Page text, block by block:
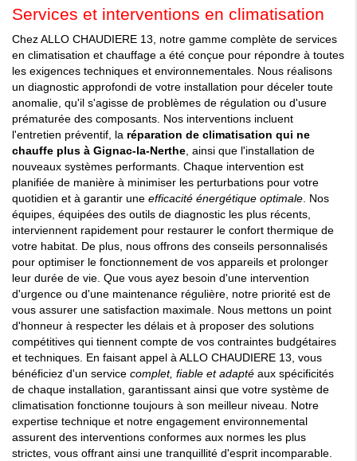
Services et interventions en climatisation
Chez ALLO CHAUDIERE 13, notre gamme complète de services
en climatisation et chauffage a été conçue pour répondre à toutes
les exigences techniques et environnementales. Nous réalisons
un diagnostic approfondi de votre installation pour déceler toute
anomalie, qu'il s'agisse de problèmes de régulation ou d'usure
prématurée des composants. Nos interventions incluent
l'entretien préventif, la réparation de climatisation qui ne
chauffe plus à Gignac-la-Nerthe , ainsi que l'installation de
nouveaux systèmes performants. Chaque intervention est
planifiée de manière à minimiser les perturbations pour votre
quotidien et à garantir une efficacité énergétique optimale . Nos
équipes, équipées des outils de diagnostic les plus récents,
interviennent rapidement pour restaurer le confort thermique de
votre habitat. De plus, nous offrons des conseils personnalisés
pour optimiser le fonctionnement de vos appareils et prolonger
leur durée de vie. Que vous ayez besoin d'une intervention
d'urgence ou d'une maintenance régulière, notre priorité est de
vous assurer une satisfaction maximale. Nous mettons un point
d'honneur à respecter les délais et à proposer des solutions
compétitives qui tiennent compte de vos contraintes budgétaires
et techniques. En faisant appel à ALLO CHAUDIERE 13, vous
bénéficiez d'un service complet, fiable et adapté aux spécificités
de chaque installation, garantissant ainsi que votre système de
climatisation fonctionne toujours à son meilleur niveau. Notre
expertise technique et notre engagement environnemental
assurent des interventions conformes aux normes les plus
strictes, vous offrant ainsi une tranquillité d'esprit incomparable.